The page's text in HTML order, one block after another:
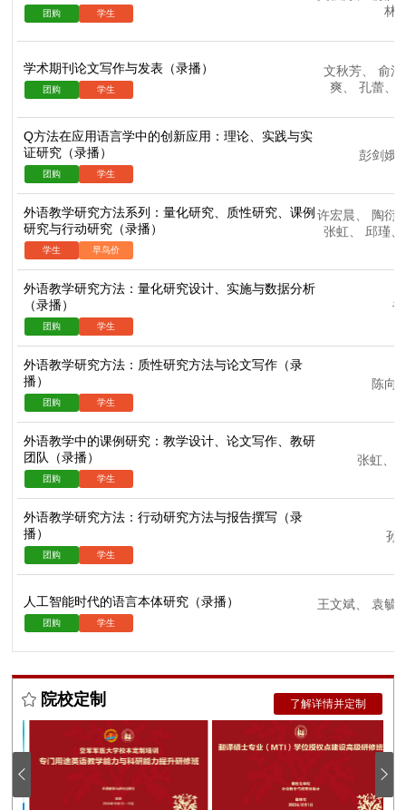
林
学术期刊论文写作与发表（录播） 文秋芳、
俞洪
爽、 孔蕾、
Q方法在应用语言学中的创新应用：理论、实践与实
证研究（录播）
彭剑娥
外语教学研究方法系列：量化研究、质性研究、课例
研究与行动研究（录播）
许宏晨 陶衍
张虹
邱瑾、
外语教学研究方法：量化研究设计、实施与数据分析
（录播）
外语教学研究方法：质性研究方法与论文写作（录
播）
陈向
外语教学中的课例研究：教学设计、论文写作、教研
团队（录播）
张虹
外语教学研究方法：行动研究方法与报告撰写（录
播）
孙
人工智能时代的语言本体研究（录播） 王文斌、
袁毓
院校定制 了解详情并定制